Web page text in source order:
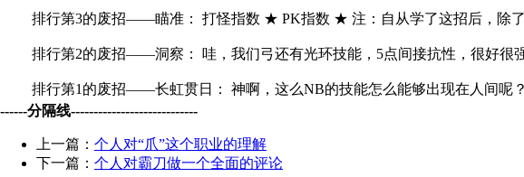
排行第3的废招——瞄准： 打怪指数 ★ PK指数 ★ 注：自从学了这招后，除了
排行第2的废招——洞察： 哇，我们弓还有光环技能，5点间接抗性，很好很
排行第1的废招——长虹贯日： 神啊，这么NB的技能怎么能够出现在人间呢
------分隔线----------------------------
上一篇： 个人对“爪”这个职业的理解
下一篇： 个人对霸刀做一个全面的评论